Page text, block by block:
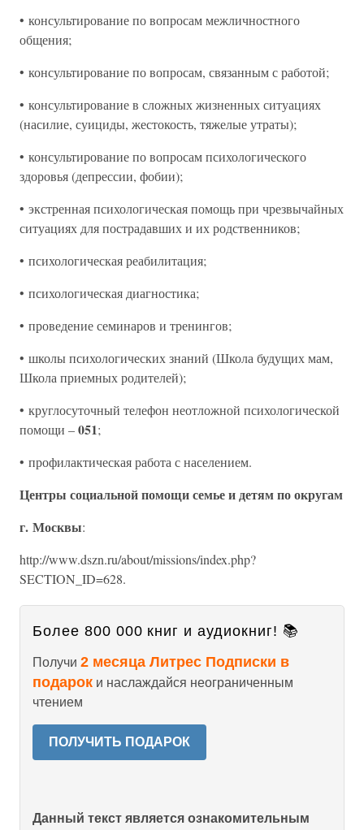
• консультирование по вопросам межличностного
общения;
• консультирование по вопросам, связанным с работой;
• консультирование в сложных жизненных ситуациях
(насилие, суициды, жестокость, тяжелые утраты);
• консультирование по вопросам психологического
здоровья (депрессии, фобии);
• экстренная психологическая помощь при чрезвычайных
ситуациях для пострадавших и их родственников;
• психологическая реабилитация;
• психологическая диагностика;
• проведение семинаров и тренингов;
• школы психологических знаний (Школа будущих мам,
Школа приемных родителей);
• круглосуточный телефон неотложной психологической
помощи –051;
• профилактическая работа с населением.
Центры социальной помощи семье и детям по округам
г. Москвы:
http://www.dszn.ru/about/missions/index.php?
SECTION_ID=628.
Более 800 000 книг и аудиокниг! 📚
Получи 2 месяца Литрес Подписки в
подарок и наслаждайся неограниченным
чтением
ПОЛУЧИТЬ ПОДАРОК
Данный текст является ознакомительным